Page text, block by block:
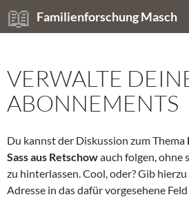
Zum
Inhalt
Familienforschung Masch
Suchen
VERWALTE
ABONNEMENTS
Du kannst der Diskussion zum Thema
Sass aus Retschowauch folgen, ohne
zu hinterlassen. Cool, oder? Gib
Adresse in das dafür vorgesehene